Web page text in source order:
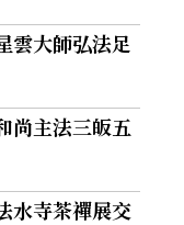
雲大師弘法足
尚主法三皈五
水寺茶禪展交